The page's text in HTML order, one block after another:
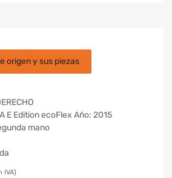
origen y sus piezas
E Edition ecoFlex Año: 2015
mano